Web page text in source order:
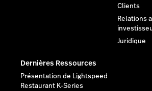
Clients
Relations
Juridique
Dernières Ressources
Présentation de Lightspeed
Restaurant K-Series